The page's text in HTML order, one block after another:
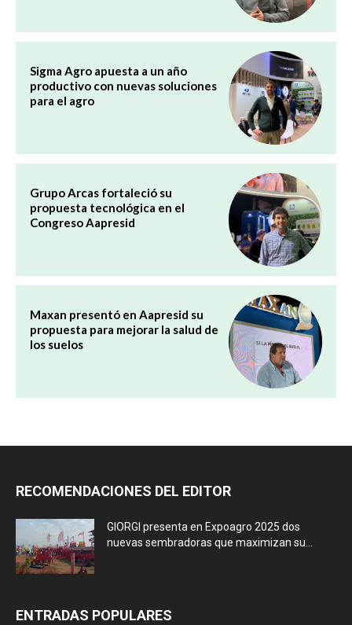
Sigma Agro apuesta a un año
productivo con nuevas soluciones
para el agro
Grupo Arcas fortaleció su
propuesta tecnológica en el
Congreso Aapresid
Maxan presentó en Aapresid su
propuesta para mejorar la salud de
los suelos
RECOMENDACIONES DEL EDITOR
GIORGI presenta en Expoagro 2025 dos
nuevas sembradoras que maximizan su...
ENTRADAS POPULARES